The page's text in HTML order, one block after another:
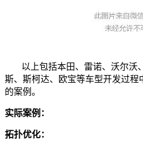
以上包括本田、雷诺、沃尔沃
斯、斯柯达、欧宝等车型开发过程
的案例。
实际案例：
拓扑优化：